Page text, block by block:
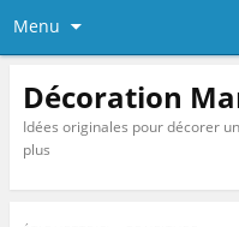
Menu
Décoration
Idées originales pour décorer
plus